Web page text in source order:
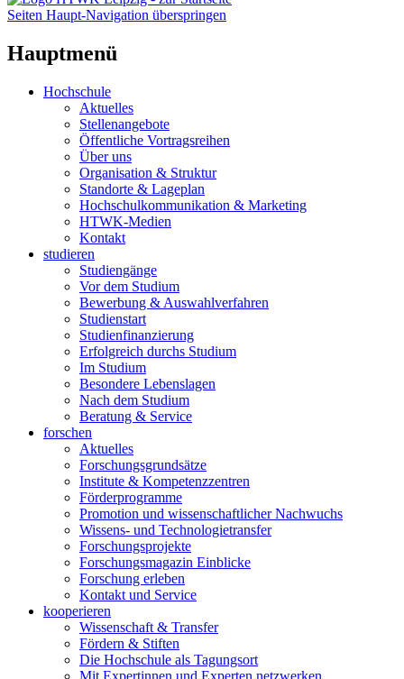
Seiten Haupt-Navigation überspringen
Hauptmenü
Hochschule
Aktuelles
Stellenangebote
Öffentliche Vortragsreihen
Über uns
Organisation & Struktur
Standorte & Lageplan
Hochschulkommunikation & Marketing
HTWK-Medien
Kontakt
studieren
Studiengänge
Vor dem Studium
Bewerbung & Auswahlverfahren
Studienstart
Studienfinanzierung
Erfolgreich durchs Studium
Im Studium
Besondere Lebenslagen
Nach dem Studium
Beratung & Service
forschen
Aktuelles
Forschungsgrundsätze
Institute & Kompetenzzentren
Förderprogramme
Promotion und wissenschaftlicher Nachwuchs
Wissens- und Technologietransfer
Forschungsprojekte
Forschungsmagazin Einblicke
Forschung erleben
Kontakt und Service
kooperieren
Wissenschaft & Transfer
Fördern & Stiften
Die Hochschule als Tagungsort
Mit Expertinnen und Experten netzwerken